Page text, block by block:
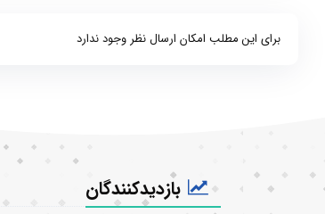
برای این مطلب امکان ارسال نظر وجود ندارد
بازدیدکنندگان